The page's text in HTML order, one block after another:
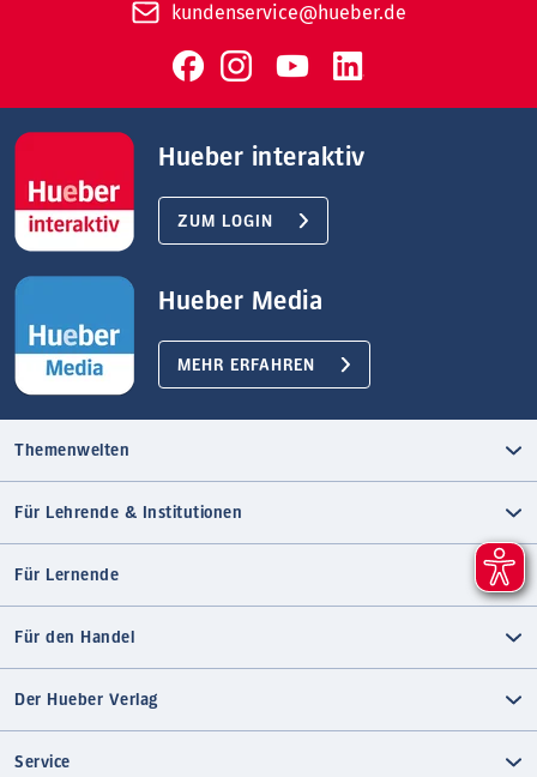
kundenservice@hueber.de
Hueber interaktiv
ZUM LOGIN
Hueber Media
MEHR ERFAHREN
Themenwelten
Für Lehrende & Institutionen
Für Lernende
Für den Handel
Der Hueber Verlag
Service